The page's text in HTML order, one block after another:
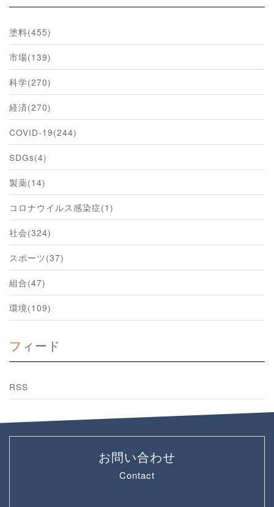
塗料(455)
市場(139)
科学(270)
経済(270)
COVID-19(244)
SDGs(4)
製薬(14)
コロナウイルス感染症(1)
社会(324)
スポーツ(37)
組合(47)
環境(109)
フィード
RSS
お問い合わせ
Contact